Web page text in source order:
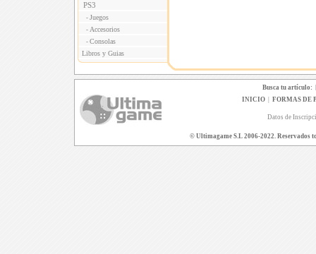
PS3
- Juegos
- Accesorios
- Consolas
Libros y Guias
Busca tu artículo:
INICIO| FORMAS DE
Datos de
© Ultimagame S.L 2006-2022. Reservados